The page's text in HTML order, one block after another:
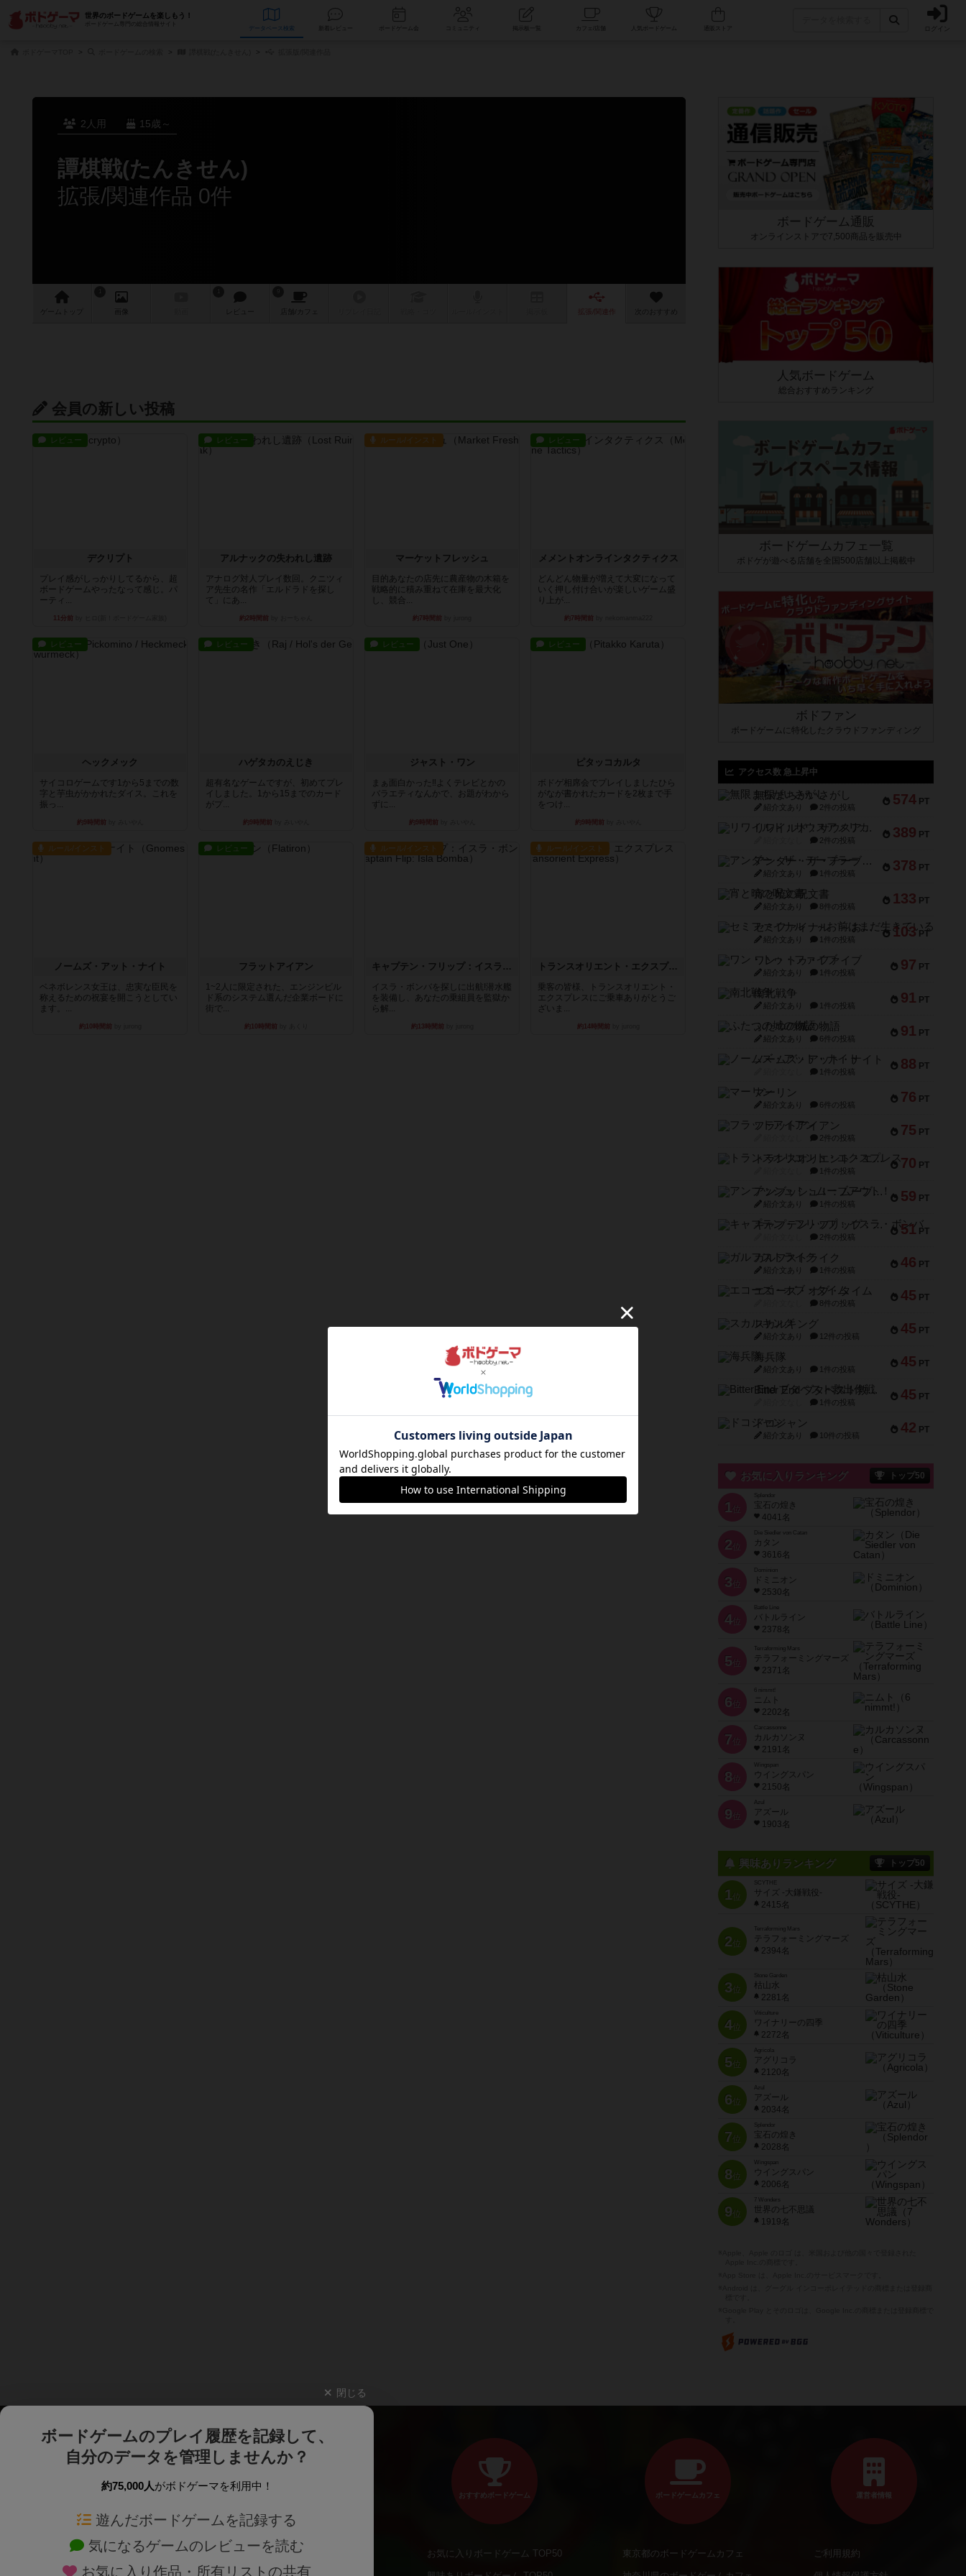
世界のボードゲームを楽しもう！
ボードゲーム専門の総合情報サイト
データベース コミュニティ 人気ボードゲーム ログイン
2人用 15歳～
譚棋戦(たんきせん)
拡張/関連作品 0件
ゲーム 画像 レビュー 店舗/ カフェ 作 次のおすすめ
会員の新しい投稿
レビュー
デクリプト
プレイ感がしっかりしてるから、超
ボードゲームやったなって感じ。パ
ーティ...
11分前
レビュー
アルナックの失われし遺跡
アナログ対人プレイ数回。クニツィ
ア先生の名作「エルドラドを探し
て」にあ...
約2時間前
ルール/インスト
マーケットフレッシュ
目的あなたの店先に農産物の木箱を
戦略的に積み重ねて在庫を最大化
し、競合...
約7時間前
レビュー
メメントオンラインタクティクス
どんどん物量が増えて大変になって
いく押し付け合いが楽しいゲーム盛
り上が...
約7時間前
レビュー
ヘックメック
サイコロゲームです1から5までの数
字と芋虫がかかれたダイス。これを
振っ...
約9時間前
レビュー
ハゲタカのえじき
超有名なゲームですが、初めてプレ
イしました。1から15までのカード
がプ...
約9時間前
レビュー
ジャスト・ワン
まぁ面白かった‼️よくテレビとかの
バラエティなんかで、お題がわから
ずに...
約9時間前
レビュー
ピタッコカルタ
ボドゲ相席会でプレイしましたひら
がなが書かれたカードを2枚まで手
をつけ...
約9時間前
ルール/インスト
ノームズ・アット・ナイト
ベネボレンス女王は、忠実な臣民を
称えるための祝宴を開こうとしてい
ます。...
約10時間前
レビュー
フラットアイアン
1~2人に限定された、エンジンビル
ド系のシステム選んだ企業ボードに
街で...
約10時間前
ルール/インスト
キャプテン・フリップ：イスラ・ボンバ
イスラ・ボンバを探しに出航!潜水艦
を装備し、あなたの乗組員を監獄か
ら解...
約13時間前
ルール/インスト
トランスオリエント・エクスプレス
乗客の皆様、トランスオリエント・
エクスプレスにご乗車ありがとうご
ざいま...
約14時間前
ボードゲーム通販
オンラインストアで7,500商品を販売中
人気ボードゲーム
総合おすすめランキング
ボードゲームカフェ一覧
ボドゲが遊べる店舗を全国500店舗以上掲載中
ボドファン
ボードゲームに特化したクラウドファンディング
アクセス数 急上昇中
574 PT
無限まちがいさがし
紹介文あり 2件の投稿
389 PT
リワイルド：サウスアメリカ
2件の投稿
378 PT
アンダー・ザ・テーブラー
紹介文あり 1件の投稿
133 PT
宵と暁の呪文書
紹介文あり 8件の投稿
103 PT
セミファイナル ～お前はまだ生きている～
紹介文あり 1件の投稿
97 PT
ワン・トゥ・ファイブ
紹介文あり 1件の投稿
91 PT
南北戦争
紹介文あり 1件の投稿
91 PT
ふたつの城の物語
紹介文あり 6件の投稿
88 PT
ノームズ・アット・ナイト
1件の投稿
76 PT
マーリン
紹介文あり 6件の投稿
75 PT
フラットアイアン
2件の投稿
70 PT
トランスオリエント・エクスプレス
1件の投稿
59 PT
アンブッシュ！：ムーブアウト！
紹介文あり 1件の投稿
51 PT
キャプテン・フリップ：イスラ・ボンバ
2件の投稿
46 PT
ガルフストライク
紹介文あり 1件の投稿
45 PT
エコーズ・オブ・タイム
8件の投稿
45 PT
スカルキング
紹介文あり 12件の投稿
45 PT
海兵隊
紹介文あり 1件の投稿
45 PT
Bitter End ブタペスト救出作戦
1件の投稿
42 PT
ドコジャン
紹介文あり 10件の投稿
お気に入りランキング トップ50
1 位
宝石の煌き
4041名
2 位
Die Siedler von Catan
カタン
3616名
3 位
ドミニオン
2530名
4位
Battle Line
バトルライン
2378名
5 位
Terraforming Mars
テラフォーミングマーズ
2371名
6 位
ニムト
2202名
7 位
Carcassonne
カルカソンヌ
2191名
8 位
Wingspan
ウイングスパン
2150名
9 位
Azul
アズール
1903名
興味ありランキング トップ50
1位
SCYTHE
サイズ -大鎌戦役-
2415名
2位
Terraforming Mars
テラフォーミングマーズ
2394名
3位
Stone Garden
枯山水
2281名
4位
Viticulture
ワイナリーの四季
2272名
5位
Agricola
アグリコラ
2120名
6位
Azul
アズール
2034名
7位
宝石の煌き
2028名
8位
Wingspan
ウイングスパン
2006名
9位
7 Wonders
世界の七不思議
1919名
閉じる
ボードゲームのプレイ履歴を記録して、
自分のデータを管理しませんか？
約75,000人がボドゲーマを利用中！
遊んだボードゲームを記録する
気になるゲームのレビューを読む
お気に入り作品・所有リストの共有
ボードゲームを検索する 新作・再入荷情報
おすすめボードゲーム
お気に入りボードゲーム TOP50
ボードゲームカフェ
東京都のボードゲームカフェ
運営者情報
ご利用規約